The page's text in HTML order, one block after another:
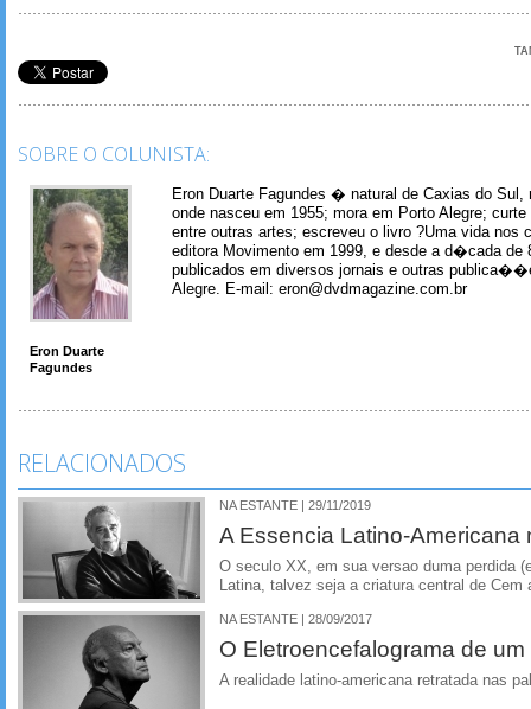
SOBRE O COLUNISTA:
Eron Duarte
Fagundes
Eron Duarte Fagundes � natural de Caxias do Sul,
onde nasceu em 1955; mora em Porto Alegre;
entre outras artes; escreveu o livro ?Uma vida nos
editora Movimento em 1999, e desde a d�cada de
publicados em diversos jornais e outras
Alegre. E-mail: eron@dvdmagazine.com.br
RELACIONADOS
NA ESTANTE | 29/11/2019
A Essencia Latino-Americana
O seculo XX, em sua versao duma perdida
Latina, talvez seja a criatura central de Cem
NA ESTANTE | 28/09/2017
O Eletroencefalograma de
A realidade latino-americana retratada nas